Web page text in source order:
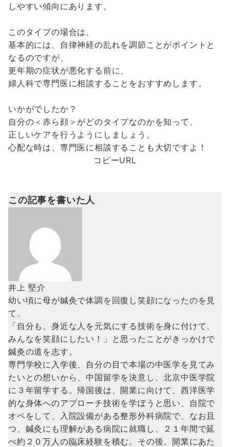
しやすい傾向にあります。
このタイプの場合は、
基本的には、自律神経の乱れを調節ことがポイントと
なるのですが、
更年期の症状が悪化する前に、
婦人科で専門医に相談することをおすすめします。
いかがでしたか？
自分の＜赤ら顔＞がどのタイプなのかを知って、
正しいケアを行うようにしましょう。
心配な時は、専門医に相談することも大切ですよ！
コピーURL
この記事を書いた人
井上 堅介
幼い頃に母が鍼灸で体調を回復し笑顔になったのを見
て、
「自分も、身近な人を元気にする技術を身に付けて、
みんなを笑顔にしたい！」と思ったことがきっかけで
鍼灸の道を志す。
専門学校に入学後、自分の目で本場の中医学を見てみ
たいとの想いから、中国留学を決意し、北京中医学院
に３年留学する。帰国後は、開業に向けて、西洋医学
的な身体へのアプローチ技術を学ぼうと思い、自院で
オペをして、入院設備がある整形外科病院で、なお且
つ、鍼灸にも理解がある病院に就職し、２１年間で延
べ約２０万人の臨床経験を積む。その後、開業にあた